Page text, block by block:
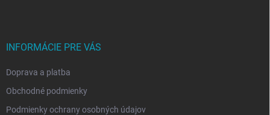
INFORMÁCIE PRE VÁS
Doprava a platba
Obchodné podmienky
Podmienky ochrany osobných údajov